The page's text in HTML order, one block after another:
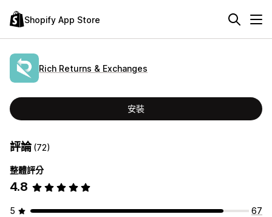
Shopify App Store
Rich Returns & Exchanges
安裝
評論(72)
整體評分
4.8
5
67